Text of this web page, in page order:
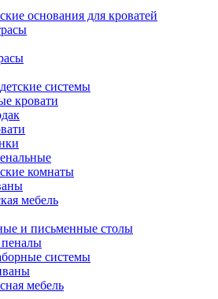
основания для кроватей
системы
кровати
комнаты
мебель
и письменные столы
системы
мебель